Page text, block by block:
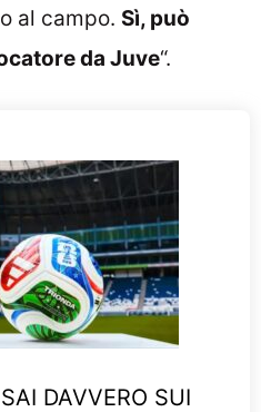
al campo. Sì, può
da Juve“.
DAVVERO SUI